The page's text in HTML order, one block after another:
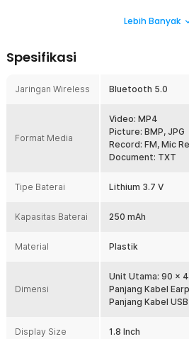
Pemutar musik MP3 mampu
rendah, sehingga setiap instrumen dan
jauh lebih imersif dan memuaskan.
Dilengkapi bluetooth versi 5.0 yang lebih
Anda dapat menikmati musik secara
earphone atau speaker favorit. Koneksi
delay membuat pemutaran musik tetap
instan tanpa kabel yang lebih praktis.
Layar 1.8 Inch HD memberikan tampilan
pengoperasian yang sangat mudah.
Multifungsi dan Desain Portabel
Tak hanya untuk memutar musik,
tambahan seperti pemutar video,
menyelam yang mudah digunakan.
Lebih Banyak
Spesifikasi
Jaringan Wireless Bluetooth 5.0
Format Media
Video: MP4
Picture: BMP, JPG
Record: FM, Mic
Document: TXT
Tipe Baterai Lithium 3.7 V
Kapasitas Baterai 250 mAh
Material Plastik
Dimensi
Unit Utama: 90 x
Panjang Kabel
Panjang Kabel
Display Size 1.8 Inch